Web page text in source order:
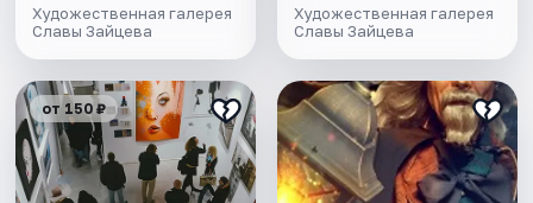
Художественная галерея
Славы Зайцева
Художественная галерея
Славы Зайцева
от 150 ₽